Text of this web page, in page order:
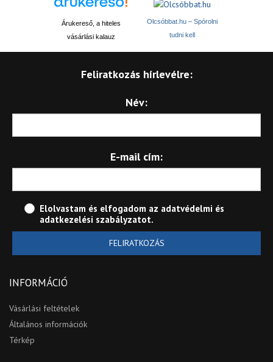
Árukereső, a hiteles
vásárlási kalauz
Olcsóbbat.hu – Spórolni
tudni kell
Feliratkozás hírlevélre:
Név:
E-mail cím:
Elolvastam és elfogadom az adatvédelmi és
adatkezelési szabályzatot.
FELIRATKOZÁS
INFORMÁCIÓ
Vásárlási feltételek
Általános információk
Térkép